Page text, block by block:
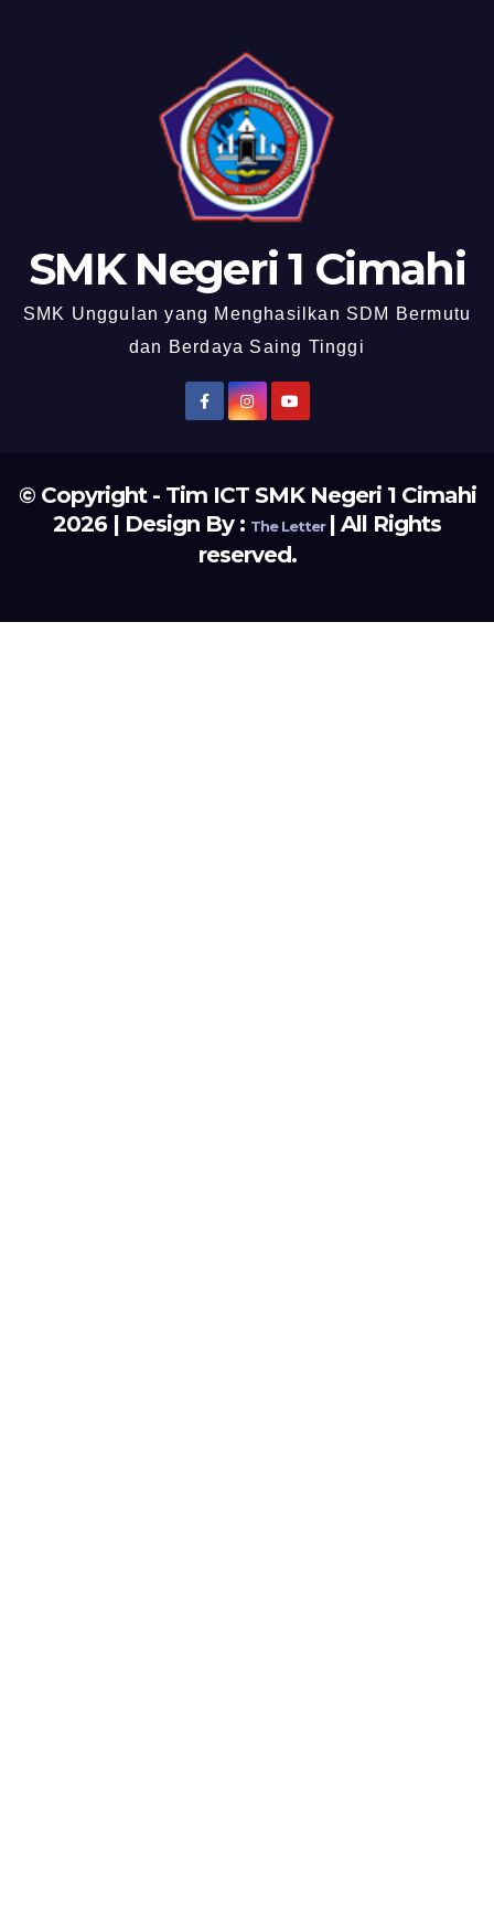
SMK Negeri 1 Cimahi
SMK Unggulan yang Menghasilkan SDM Bermutu
dan Berdaya Saing Tinggi
© Copyright - Tim ICT SMK Negeri 1 Cimahi
2026 | Design By : The Letter | All Rights
reserved.